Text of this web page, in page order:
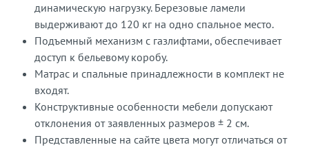
динамическую нагрузку. Березовые ламели
выдерживают до 120 кг на одно спальное место.
Подъемный механизм с газлифтами, обеспечивает
доступ к бельевому коробу.
Матрас и спальные принадлежности в комплект не
входят.
Конструктивные особенности мебели допускают
отклонения от заявленных размеров ± 2 см.
Представленные на сайте цвета могут отличаться от